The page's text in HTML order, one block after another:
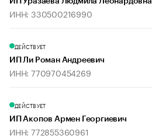
ИНН: 330500216990
ДЕЙСТВУЕТ
ИП Ли Роман Андреевич
ИНН: 770970454269
ДЕЙСТВУЕТ
ИП Акопов Армен Георгиевич
ИНН: 772855360961